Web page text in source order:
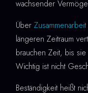
wachsender
Über Zusammenarbeit
längeren Zeitraum
brauchen Zeit, bis
Wichtig ist nicht
Beständigkeit heißt